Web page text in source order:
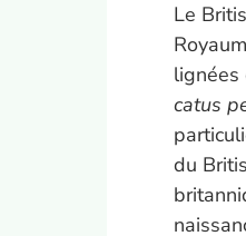
Le
lignées
catus
du